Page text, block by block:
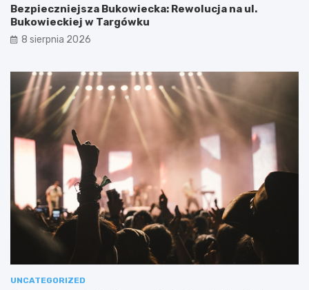
Bezpieczniejsza Bukowiecka: Rewolucja na ul.
Bukowieckiej w Targówku
8 sierpnia 2026
UNCATEGORIZED